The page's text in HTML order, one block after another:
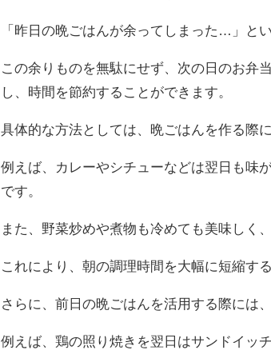
「昨日の晩ごはんが余ってしまった…」と
この余りものを無駄にせず、次の日のお弁
し、時間を節約することができます。
具体的な方法としては、晩ごはんを作る際
例えば、カレーやシチューなどは翌日も味
です。
また、野菜炒めや煮物も冷めても美味しく
これにより、朝の調理時間を大幅に短縮す
さらに、前日の晩ごはんを活用する際には
例えば、鶏の照り焼きを翌日はサンドイッ